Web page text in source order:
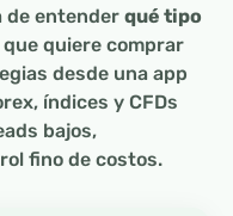
de entender qué tipo
que quiere comprar
desde una app
índices y CFDs
bajos,
fino de costos.